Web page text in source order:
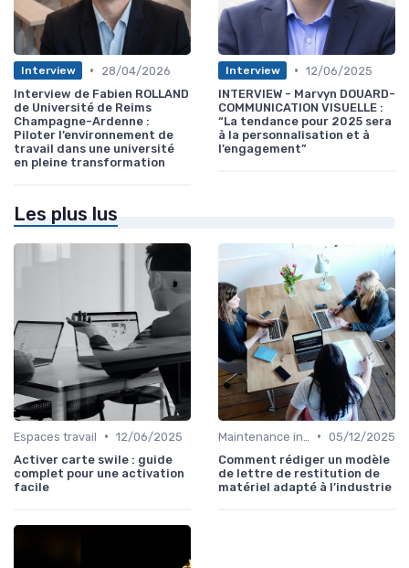
Interview •
28/04/2026
Interview de Fabien ROLLAND
de Université de Reims
Champagne-Ardenne :
Piloter l’environnement de
travail dans une université
en pleine transformation
Interview • 12/06/2025
INTERVIEW - Marvyn DOUARD-
COMMUNICATION VISUELLE :
“La tendance pour 2025 sera
à la personnalisation et à
l’engagement”
Les plus lus
Espaces travail • 12/06/2025
Activer carte swile : guide
complet pour une activation
facile
• 05/12/2025
Comment rédiger un modèle
de lettre de restitution de
matériel adapté à l’industrie